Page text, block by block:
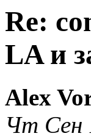
Re:
LA и
Alex
Чт Сен